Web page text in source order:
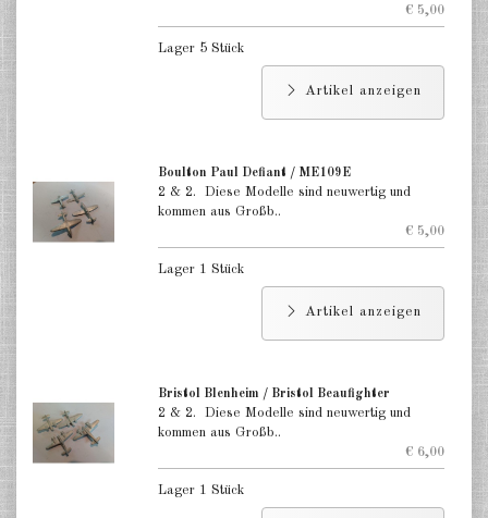
€ 5,00
Lager 5 Stück
Artikel anzeigen
Boulton Paul Defiant / ME109E
2 & 2. Diese Modelle sind neuwertig und
kommen aus Großb..
€ 5,00
Lager 1 Stück
Artikel anzeigen
Bristol Blenheim / Bristol Beaufighter
2 & 2. Diese Modelle sind neuwertig und
kommen aus Großb..
€ 6,00
Lager 1 Stück